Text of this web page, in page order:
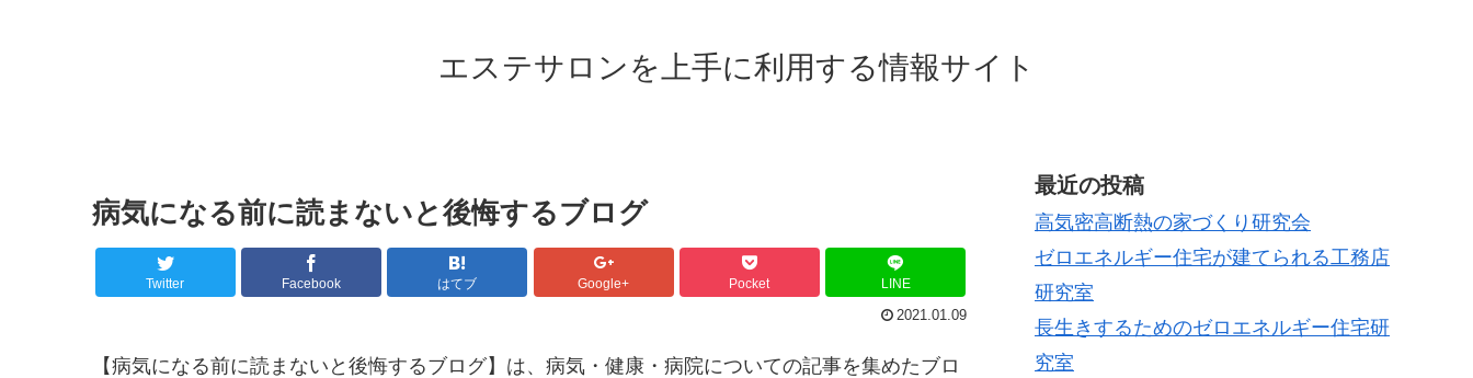
エステサロンを上手に利用する情報サイト
病気になる前に読まないと後悔するブログ
Twitter Facebook はてブ Google+ Pocket LINE
2021.01.09
【病気になる前に読まないと後悔するブログ】は、病気・健康・病院についての記事を集めたブロ
最近の投稿
高気密高断熱の家づくり研究会
ゼロエネルギー住宅が建てられる工務店
研究室
長生きするためのゼロエネルギー住宅研
究室